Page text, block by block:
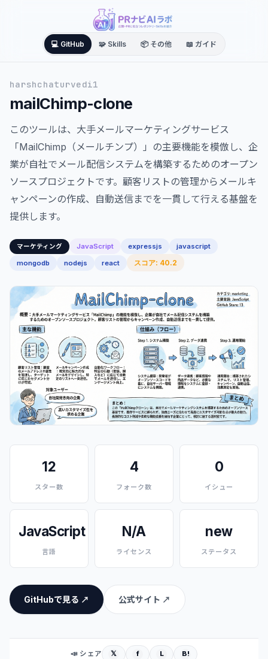
💻 GitHub 🧩 Skills 📦 その他 📖 ガイド
harshchaturvedi1
mailChimp-clone
このツールは、大手メールマーケティングサービス
「MailChimp（メールチンプ）」の主要機能を模倣し、企
業が自社でメール配信システムを構築するためのオープン
ソースプロジェクトです。顧客リストの管理からメールキ
ャンペーンの作成、自動送信までを一貫して行える基盤を
提供します。
マーケティング JavaScript expressjs
javascript
mongodb
nodejs react スコア: 40.2
12
スター数
4
フォーク数
0
イシュー
JavaScript
言語
N/A
ライセンス
new
ステータス
GitHubで見る ↗ 公式サイト ↗
📣 シェア 𝕏 f L B!